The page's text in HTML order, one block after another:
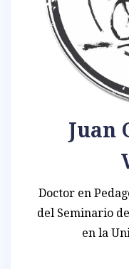
Juan
Doctor en
del Seminario
en la